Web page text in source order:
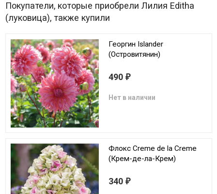
Покупатели, которые приобрели Лилия Editha
(луковица), также купили
Георгин Islander
(Островитянин)
490 ₽
Нет в наличии
Флокс Creme de la Creme
(Крем-де-ла-Крем)
340 ₽